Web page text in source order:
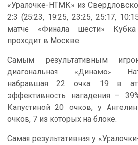
«Уралочке-НТМК» из
2:3 (25:23, 19:25, 23:25, 25:17,
матче «Финала шести»
проходит в Москве.
Самым результативным
диагональная «Динамо»
набравшая 22 очка: 19 в
эффективность нападения –
Капустиной 20 очков, у
очков, 7 из которых на блоке.
Самая результативная у